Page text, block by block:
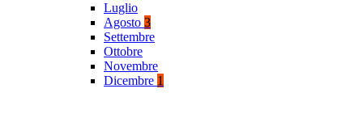
Luglio
Agosto 3
Settembre
Ottobre
Novembre
Dicembre 1